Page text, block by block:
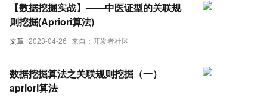
文章 2023-04-26 来自：开发者社区
【数据挖掘实战】——中医证型的关联规
则挖掘(Apriori算法)
数据挖掘算法之关联规则挖掘（一）
apriori算法